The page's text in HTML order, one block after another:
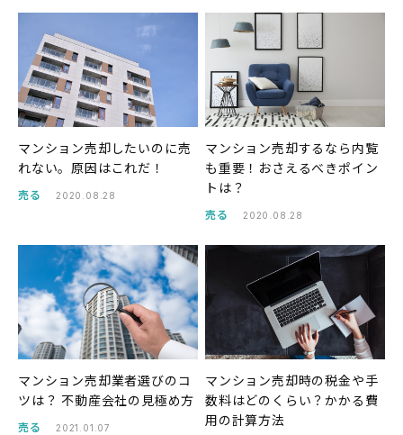
マンション売却したいのに売
れない。原因はこれだ！
売る 2020.08.28
マンション売却するなら内覧
も重要！おさえるべきポイン
トは？
売る 2020.08.28
マンション売却業者選びのコ
ツは？ 不動産会社の見極め方
売る 2021.01.07
マンション売却時の税金や手
数料はどのくらい？かかる費
用の計算方法